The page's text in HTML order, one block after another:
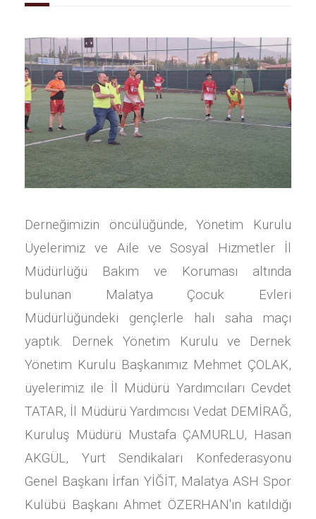
Derneğimizin öncülüğünde, Yönetim Kurulu
Üyelerimiz ve Aile ve Sosyal Hizmetler İl
Müdürlüğü Bakım ve Koruması altında
bulunan Malatya Çocuk Evleri
Müdürlüğündeki gençlerle halı saha maçı
yaptık. Dernek Yönetim Kurulu ve Dernek
Yönetim Kurulu Başkanımız Mehmet ÇOLAK,
üyelerimiz ile İl Müdürü Yardımcıları Cevdet
TATAR, İl Müdürü Yardımcısı Vedat DEMİRAĞ,
Kuruluş Müdürü Mustafa ÇAMURLU, Hasan
AKGÜL, Yurt Sendikaları Konfederasyonu
Genel Başkanı İrfan YİĞİT, Malatya ASH Spor
Kulübü Başkanı Ahmet ÖZERHAN'ın katıldığı